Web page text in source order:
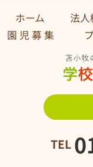
ホーム 法人
園 児 募 集 プ
TEL